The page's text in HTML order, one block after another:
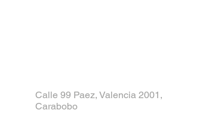
Calle 99 Paez, Valencia 2001,
Carabobo